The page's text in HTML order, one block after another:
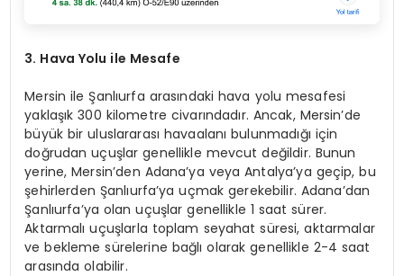
3. Hava Yolu ile Mesafe
Mersin ile Şanlıurfa arasındaki hava yolu mesafesi
yaklaşık 300 kilometre civarındadır. Ancak, Mersin’de
büyük bir uluslararası havaalanı bulunmadığı için
doğrudan uçuşlar genellikle mevcut değildir. Bunun
yerine, Mersin’den Adana’ya veya Antalya’ya geçip, bu
şehirlerden Şanlıurfa’ya uçmak gerekebilir. Adana’dan
Şanlıurfa’ya olan uçuşlar genellikle 1 saat sürer.
Aktarmalı uçuşlarla toplam seyahat süresi, aktarmalar
ve bekleme sürelerine bağlı olarak genellikle 2-4 saat
arasında olabilir.